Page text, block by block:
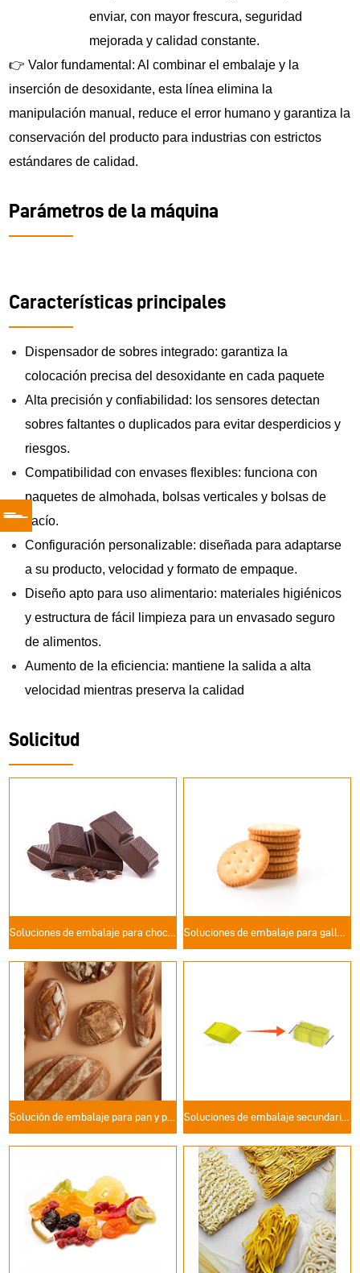
enviar, con mayor frescura, seguridad
mejorada y calidad constante.
👉 Valor fundamental: Al combinar el embalaje y la
inserción de desoxidante, esta línea elimina la
manipulación manual, reduce el error humano y garantiza la
conservación del producto para industrias con estrictos
estándares de calidad.
Parámetros de la máquina
Características principales
Dispensador de sobres integrado: garantiza la
colocación precisa del desoxidante en cada paquete
Alta precisión y confiabilidad: los sensores detectan
sobres faltantes o duplicados para evitar desperdicios y
riesgos.
Compatibilidad con envases flexibles: funciona con
paquetes de almohada, bolsas verticales y bolsas de
vacío.
Configuración personalizable: diseñada para adaptarse
a su producto, velocidad y formato de empaque.
Diseño apto para uso alimentario: materiales higiénicos
y estructura de fácil limpieza para un envasado seguro
de alimentos.
Aumento de la eficiencia: mantiene la salida a alta
velocidad mientras preserva la calidad
Solicitud
Soluciones de embalaje para chocolate Soluciones de embalaje para galletas y bizcochos